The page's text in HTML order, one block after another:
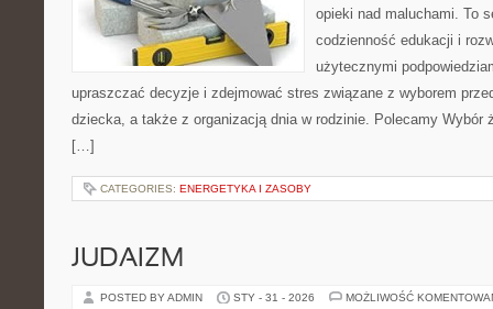
opieki nad maluchami. To
codzienność edukacji i
użytecznymi
upraszczać decyzje i zdejmować stres związane z wyborem
dziecka, a także z organizacją dnia w rodzinie. Polecamy Wybór
[…]
CATEGORIES: ENERGETYKA I ZASOBY
JUDAIZM
POSTED BY ADMIN STY - 31 - 2026 MOŻLIWOŚĆ